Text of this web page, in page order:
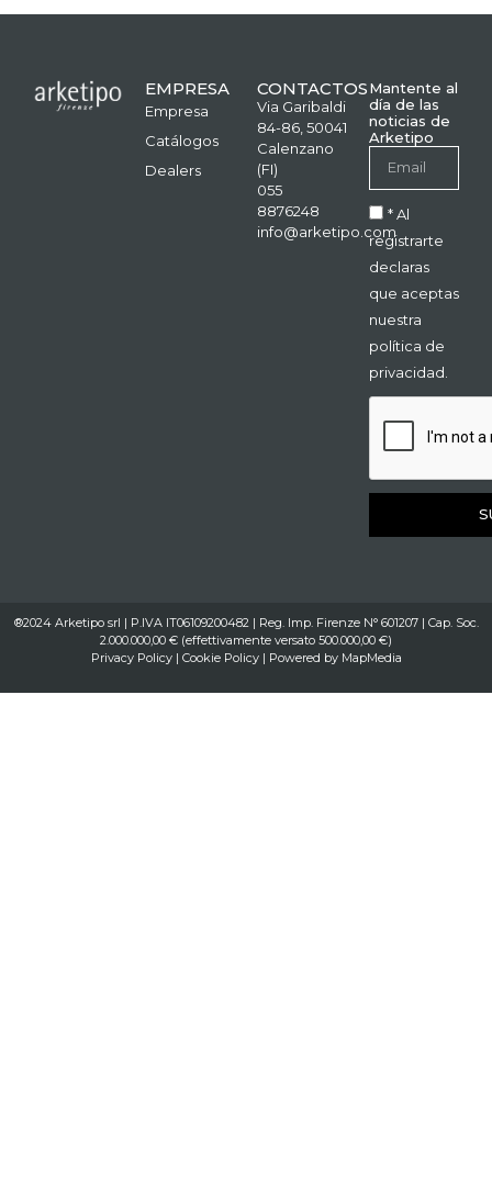
EMPRESA
Empresa
Catálogos
Dealers
CONTACTOS
Via Garibaldi
84-86, 50041
Calenzano
(FI)
055
8876248
info@arketipo.com
Mantente al
día de las
noticias de
Arketipo
* Al
registrarte
declaras
que aceptas
nuestra
política de
privacidad.
®2024 Arketipo srl | P.IVA IT06109200482 | Reg. Imp. Firenze N° 601207 | Cap. Soc.
2.000.000,00 € (effettivamente versato 500.000,00 €)
Privacy Policy| Cookie Policy| Powered by MapMedia